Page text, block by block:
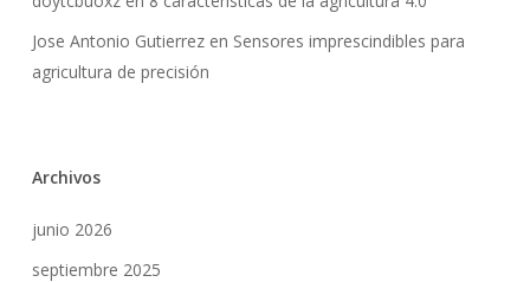
Jose Antonio Gutierrezen Sensores imprescindibles para
agricultura de precisión
Archivos
junio 2026
septiembre 2025